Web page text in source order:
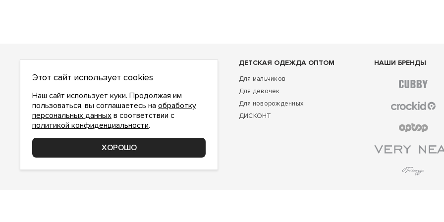
О НАС
О компании
Как сделать заказ
Условия работы
Доставка и оплата
Возврат
ДЕТСКАЯ ОДЕЖДА ОПТОМ
Для мальчиков
Для девочек
Для новорожденных
ДИСКОНТ
НАШИ БРЕНДЫ
Этот сайт использует cookies
Наш сайт использует куки. Продолжая им
пользоваться, вы соглашаетесь на обработку
персональных данных в соответствии с
политикой конфиденциальности.
ХОРОШО